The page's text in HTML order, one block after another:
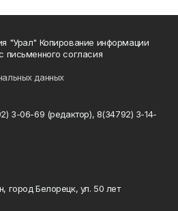
"Урал" Копирование информации
письменного согласия
данных
3-06-69 (редактор), 8(34792) 3-14-
город Белорецк, ул. 50 лет